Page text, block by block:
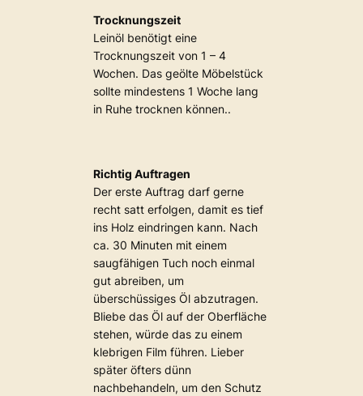
Trocknungszeit
Leinöl benötigt eine
Trocknungszeit von 1 – 4
Wochen. Das geölte Möbelstück
sollte mindestens 1 Woche lang
in Ruhe trocknen können..
Richtig Auftragen
Der erste Auftrag darf gerne
recht satt erfolgen, damit es tief
ins Holz eindringen kann. Nach
ca. 30 Minuten mit einem
saugfähigen Tuch noch einmal
gut abreiben, um
überschüssiges Öl abzutragen.
Bliebe das Öl auf der Oberfläche
stehen, würde das zu einem
klebrigen Film führen. Lieber
später öfters dünn
nachbehandeln, um den Schutz